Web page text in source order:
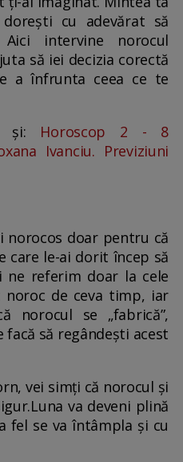
cu adevărat să
intervine norocul
să iei decizia corectă
a înfrunta ceea ce te
și: Horoscop 2 - 8
Ivanciu. Previziuni
norocos doar pentru că
le-ai dorit încep să
ne referim doar la cele
noroc de ceva timp, iar
norocul se „fabrică”,
să regândești acest
vei simți că norocul și
va deveni plină
fel se va întâmpla și cu